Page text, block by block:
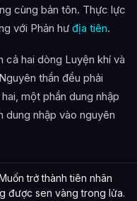
cùng bản tôn. Thực lực
với Phản hư địa tiên.
cả hai dòng Luyện khí và
thần đều phải
một phần dung nhập
dung nhập vào nguyên
trở thành tiên nhân
được sen vàng trong lửa.